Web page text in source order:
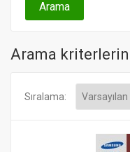
Arama
Sıralama: